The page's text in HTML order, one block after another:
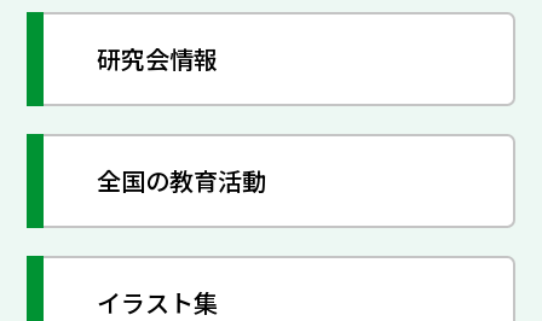
研究会情報
全国の教育活動
イラスト集